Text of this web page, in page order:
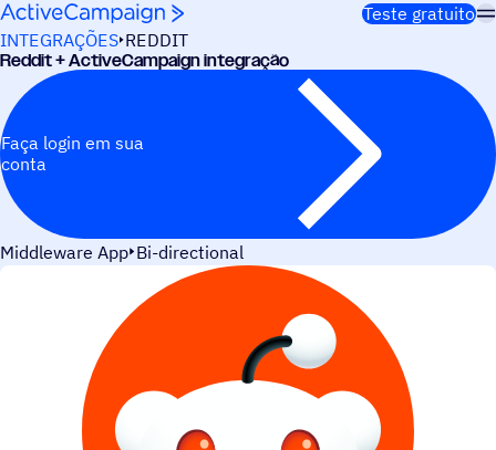
Pular para o conteúdo
Teste gratuito
INTEGRAÇÕES REDDIT
Reddit + ActiveCampaign integração
Faça login em sua
conta
Middleware App Bi-directional